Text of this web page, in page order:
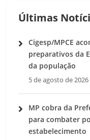
Últimas
Cigesp/MPCE
preparativos da
da população
5 de agosto de 2026
MP cobra da
para combater
estabelecimento